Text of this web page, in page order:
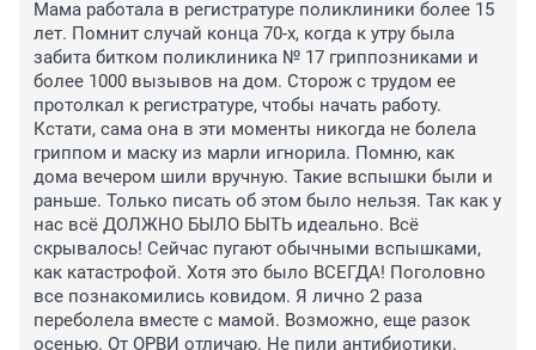
Мама работала в регистратуре поликлиники более 15
лет. Помнит случай конца 70-х, когда к утру была
забита битком поликлиника № 17 гриппозниками и
более 1000 вызывов на дом. Сторож с трудом ее
протолкал к регистратуре, чтобы начать работу.
Кстати, сама она в эти моменты никогда не болела
гриппом и маску из марли игнорила. Помню, как
дома вечером шили вручную. Такие вспышки были и
раньше. Только писать об этом было нельзя. Так как у
нас всё ДОЛЖНО БЫЛО БЫТЬ идеально. Всё
скрывалось! Сейчас пугают обычными вспышками,
как катастрофой. Хотя это было ВСЕГДА! Поголовно
все познакомились ковидом. Я лично 2 раза
переболела вместе с мамой. Возможно, еще разок
осенью. От ОРВИ отличаю. Не пили антибиотики.